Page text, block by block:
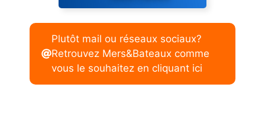
Plutôt mail ou réseaux sociaux?
Retrouvez Mers&Bateaux comme
vous le souhaitez en cliquant ici